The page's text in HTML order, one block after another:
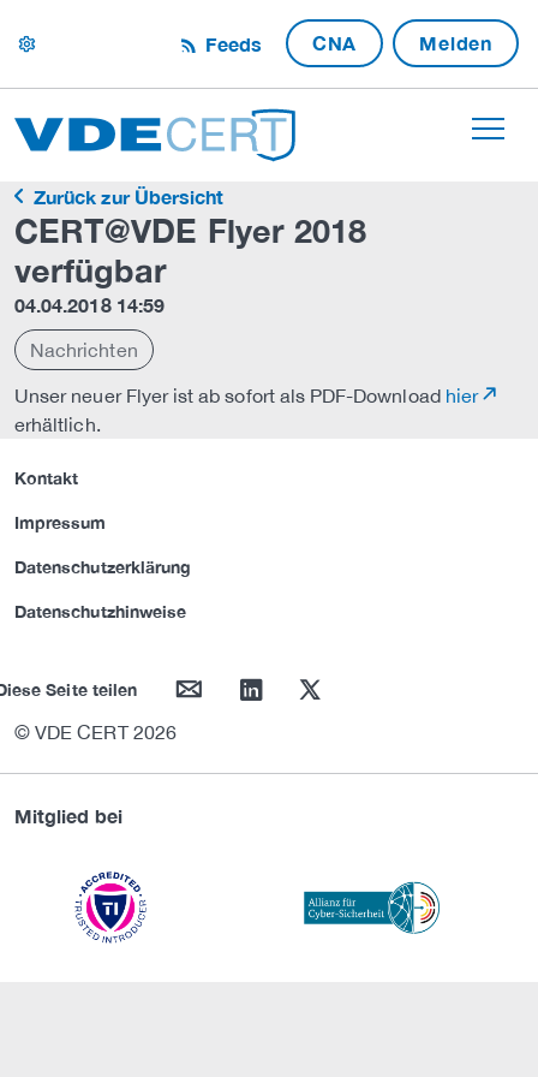
settings Feeds CNA Melden
Zurück zur Übersicht
CERT@VDE Flyer 2018
verfügbar
04.04.2018 14:59
Nachrichten
Unser neuer Flyer ist ab sofort als PDF-Download hier
erhältlich.
Kontakt
Impressum
Datenschutzerklärung
Datenschutzhinweise
Seite teilen mail linkedin twitter
© VDE CERT 2026
Mitglied bei